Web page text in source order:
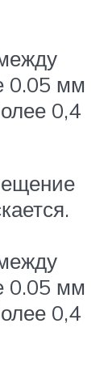
0.05 мм
0,4
0.05 мм
0,4